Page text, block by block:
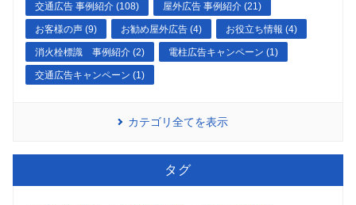
交通広告 事例紹介 (108) 屋外広告 事例紹介 (21)
お客様の声 (9) お勧め屋外広告 (4) お役立ち情報 (4)
消火栓標識 事例紹介 (2) 電柱広告キャンペーン (1)
交通広告キャンペーン (1)
カテゴリ全てを表示
タグ